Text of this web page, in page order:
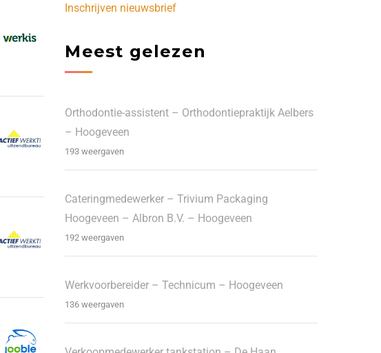
Inschrijven nieuwsbrief
Meest gelezen
Orthodontie-assistent – Orthodontiepraktijk Aelbers
– Hoogeveen
193 weergaven
Cateringmedewerker – Trivium Packaging
Hoogeveen – Albron B.V. – Hoogeveen
192 weergaven
Werkvoorbereider – Technicum – Hoogeveen
136 weergaven